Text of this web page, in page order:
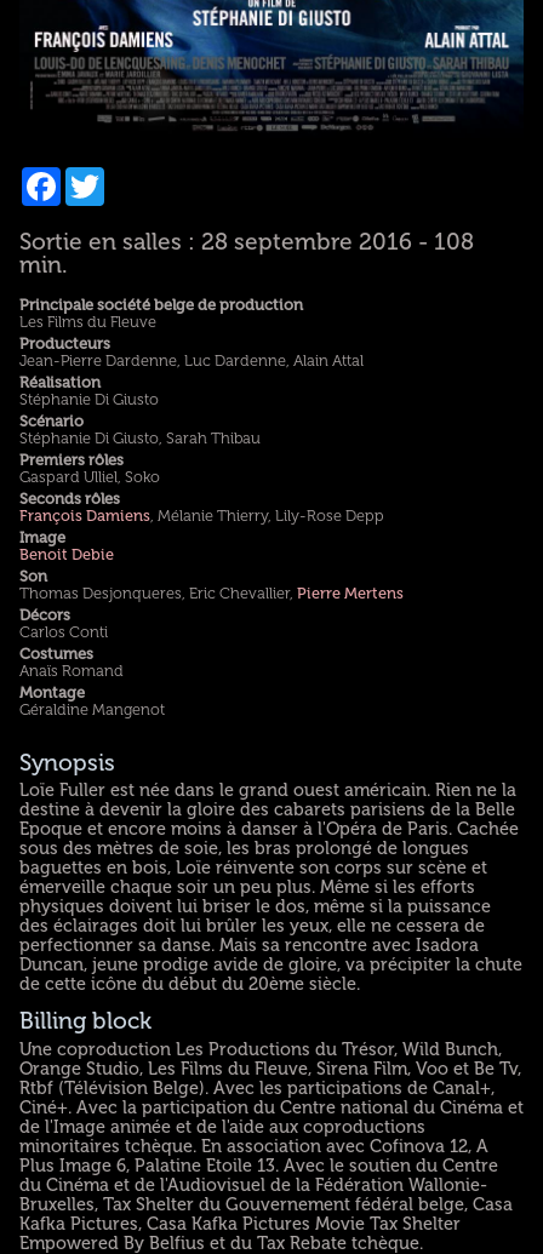
Facebook
Twitter
Sortie en salles : 28 septembre 2016 - 108
min.
Principale société belge de production
Les Films du Fleuve
Producteurs
Jean-Pierre Dardenne, Luc Dardenne, Alain Attal
Réalisation
Stéphanie Di Giusto
Scénario
Stéphanie Di Giusto, Sarah Thibau
Premiers rôles
Gaspard Ulliel, Soko
Seconds rôles
François Damiens, Mélanie Thierry, Lily-Rose Depp
Image
Benoit Debie
Son
Thomas Desjonqueres, Eric Chevallier, Pierre Mertens
Décors
Carlos Conti
Costumes
Anaïs Romand
Montage
Géraldine Mangenot
Synopsis
Loïe Fuller est née dans le grand ouest américain. Rien ne la
destine à devenir la gloire des cabarets parisiens de la Belle
Epoque et encore moins à danser à l'Opéra de Paris. Cachée
sous des mètres de soie, les bras prolongé de longues
baguettes en bois, Loïe réinvente son corps sur scène et
émerveille chaque soir un peu plus. Même si les efforts
physiques doivent lui briser le dos, même si la puissance
des éclairages doit lui brûler les yeux, elle ne cessera de
perfectionner sa danse. Mais sa rencontre avec Isadora
Duncan, jeune prodige avide de gloire, va précipiter la chute
de cette icône du début du 20ème siècle.
Billing block
Une coproduction Les Productions du Trésor, Wild Bunch,
Orange Studio, Les Films du Fleuve, Sirena Film, Voo et Be Tv,
Rtbf (Télévision Belge). Avec les participations de Canal+,
Ciné+. Avec la participation du Centre national du Cinéma et
de l'Image animée et de l'aide aux coproductions
minoritaires tchèque. En association avec Cofinova 12, A
Plus Image 6, Palatine Etoile 13. Avec le soutien du Centre
du Cinéma et de l'Audiovisuel de la Fédération Wallonie-
Bruxelles, Tax Shelter du Gouvernement fédéral belge, Casa
Kafka Pictures, Casa Kafka Pictures Movie Tax Shelter
Empowered By Belfius et du Tax Rebate tchèque.